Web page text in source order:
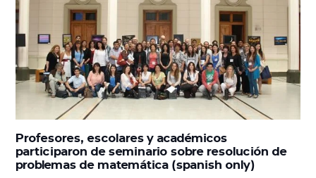
Profesores, escolares y académicos
participaron de seminario sobre resolución de
problemas de matemática (spanish only)